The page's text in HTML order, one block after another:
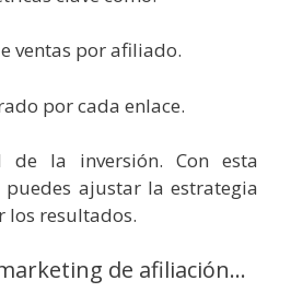
ventas por afiliado.
por cada enlace.
de la inversión. Con esta
ajustar la estrategia
los resultados.
de afiliación…